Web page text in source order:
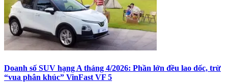
Doanh số SUV hạng A tháng 4/2026: Phần lớn đều lao dốc, trừ
“vua phân khúc” VinFast VF 5